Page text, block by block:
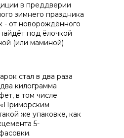
50
в преддверии
зимнего праздника
- от новорождённого
под ёлочкой
(или маминой)
стал в два раза
килограмма
в том числе
же упаковке, как
5-